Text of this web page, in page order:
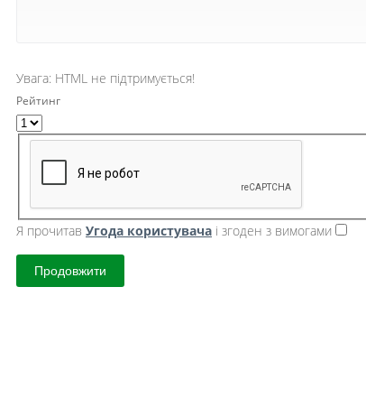
Увага: HTML не підтримується!
Рейтинг
Я прочитав Угода користувача і згоден з вимогами
Продовжити